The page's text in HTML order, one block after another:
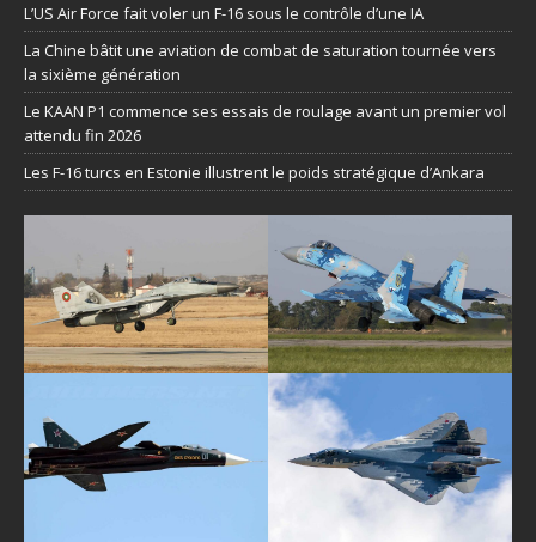
L’US Air Force fait voler un F-16 sous le contrôle d’une IA
La Chine bâtit une aviation de combat de saturation tournée vers
la sixième génération
Le KAAN P1 commence ses essais de roulage avant un premier vol
attendu fin 2026
Les F-16 turcs en Estonie illustrent le poids stratégique d’Ankara